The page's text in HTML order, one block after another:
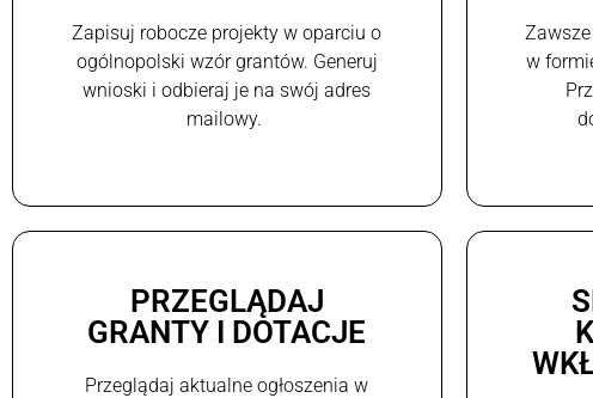
Zapisuj robocze projekty w oparciu o
ogólnopolski wzór grantów. Generuj
wnioski i odbieraj je na swój adres
mailowy.
w
PRZEGLĄDAJ
GRANTY I DOTACJE
Przeglądaj aktualne ogłoszenia w